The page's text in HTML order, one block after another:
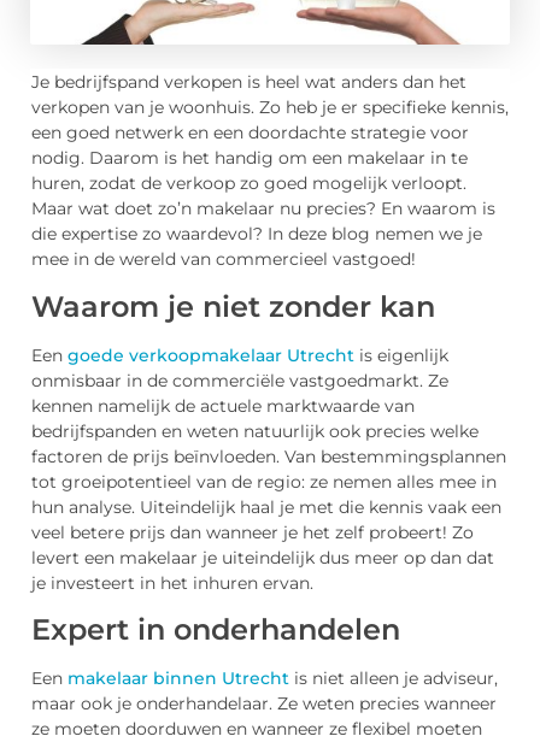
Je bedrijfspand verkopen is heel wat anders dan het
verkopen van je woonhuis. Zo heb je er specifieke kennis,
een goed netwerk en een doordachte strategie voor
nodig. Daarom is het handig om een makelaar in te
huren, zodat de verkoop zo goed mogelijk verloopt.
Maar wat doet zo’n makelaar nu precies? En waarom is
die expertise zo waardevol? In deze blog nemen we je
mee in de wereld van commercieel vastgoed!
Waarom je niet zonder kan
Een goede verkoopmakelaar Utrecht is eigenlijk
onmisbaar in de commerciële vastgoedmarkt. Ze
kennen namelijk de actuele marktwaarde van
bedrijfspanden en weten natuurlijk ook precies welke
factoren de prijs beïnvloeden. Van bestemmingsplannen
tot groeipotentieel van de regio: ze nemen alles mee in
hun analyse. Uiteindelijk haal je met die kennis vaak een
veel betere prijs dan wanneer je het zelf probeert! Zo
levert een makelaar je uiteindelijk dus meer op dan dat
je investeert in het inhuren ervan.
Expert in onderhandelen
Een makelaar binnen Utrecht is niet alleen je adviseur,
maar ook je onderhandelaar. Ze weten precies wanneer
ze moeten doorduwen en wanneer ze flexibel moeten